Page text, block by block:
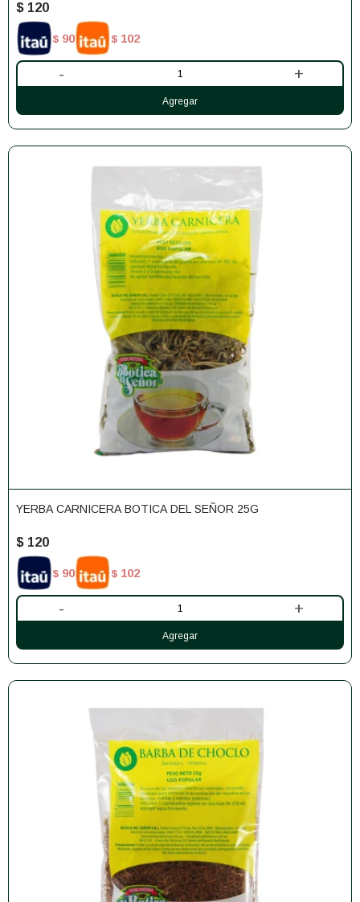
$ 120
$ 90 $ 102
- +
YERBA CARNICERA BOTICA DEL SEÑOR 25G
$ 120
$ 90 $ 102
- +